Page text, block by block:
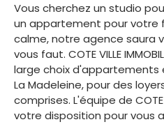
Vous cherchez un studio
un appartement pour votre
calme, notre agence saura
vous faut. COTE VILLE
large choix d'appartements
La Madeleine, pour des
comprises. L'équipe de COTE
votre disposition pour vous